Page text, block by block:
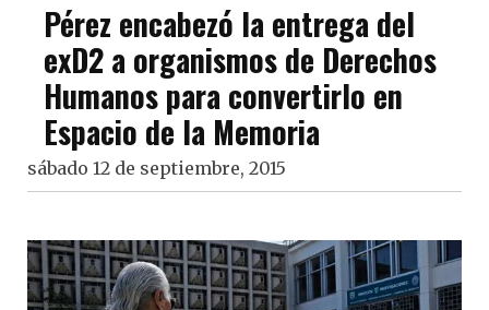
Pérez encabezó la entrega del
exD2 a organismos de Derechos
Humanos para convertirlo en
Espacio de la Memoria
sábado 12 de septiembre, 2015